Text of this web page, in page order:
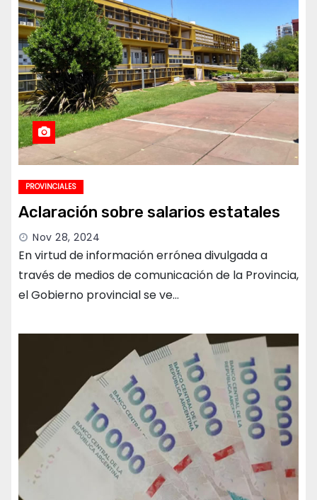
PROVINCIALES
Aclaración sobre salarios estatales
Nov 28, 2024
En virtud de información errónea divulgada a
través de medios de comunicación de la Provincia,
el Gobierno provincial se ve…